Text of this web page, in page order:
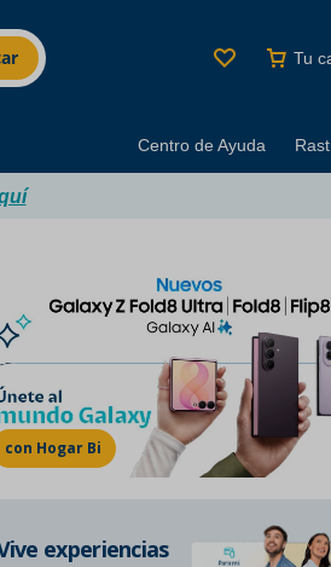
Tu
Centro de Ayuda
Los mejores
del buen beber
Marcas con décadas
de historia auténtica.
con Hogar Bi
experiencias